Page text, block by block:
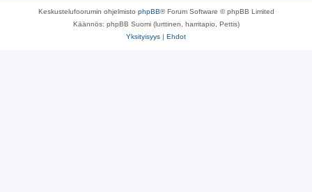
Keskustelufoorumin ohjelmisto phpBB® Forum Software © phpBB Limited
Käännös: phpBB Suomi (lurttinen, harritapio, Pettis)
Yksityisyys | Ehdot